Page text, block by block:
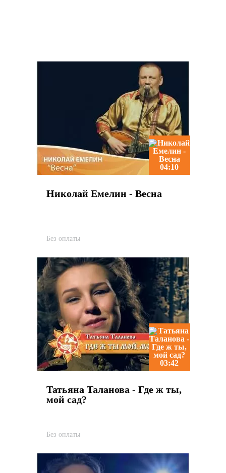
04:10
Николай Емелин - Весна
Без оплаты
03:42
Татьяна Таланова - Где ж ты,
мой сад?
Без оплаты